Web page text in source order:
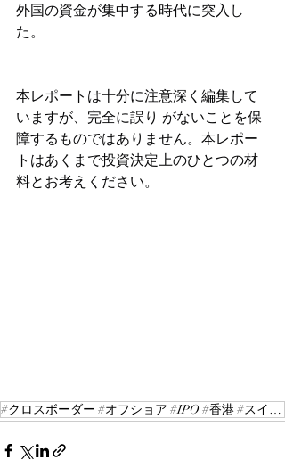
外国の資金が集中する時代に突入し
た。
本レポートは十分に注意深く編集して
いますが、完全に誤り がないことを保
障するものではありません。本レポー
トはあくまで投資決定上のひとつの材
料とお考えください。
#クロスボーダー #オフショア #IPO #香港 #スイス #ICGレポート